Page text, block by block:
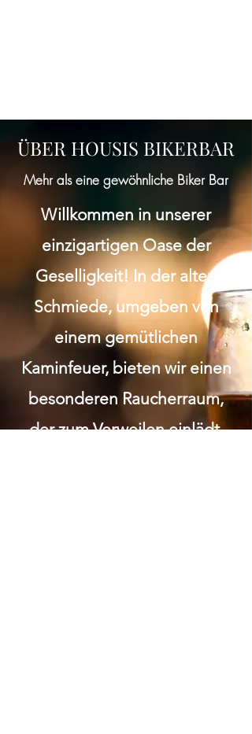
ÜBER HOUSIS BIKERBAR
Mehr als eine gewöhnliche Biker Bar
Willkommen in unserer
einzigartigen Oase der
Geselligkeit! In der alten
Schmiede, umgeben von
einem gemütlichen
Kaminfeuer, bieten wir einen
besonderen Raucherraum,
der zum Verweilen einlädt.